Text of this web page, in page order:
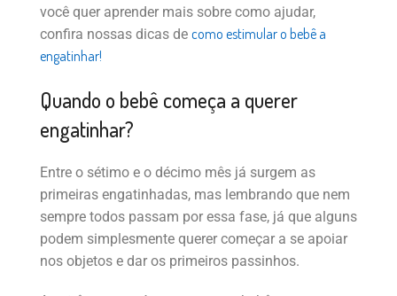
você quer aprender mais sobre como ajudar,
confira nossas dicas de como estimular o bebê a
engatinhar!
Quando o bebê começa a querer
engatinhar?
Entre o sétimo e o décimo mês já surgem as
primeiras engatinhadas, mas lembrando que nem
sempre todos passam por essa fase, já que alguns
podem simplesmente querer começar a se apoiar
nos objetos e dar os primeiros passinhos.